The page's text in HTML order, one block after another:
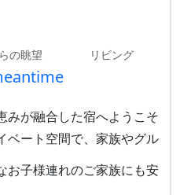
の眺望 リビング
みが融合した宿へようこそ
ベート空間で、家族やグル
お子様連れのご家族にも安